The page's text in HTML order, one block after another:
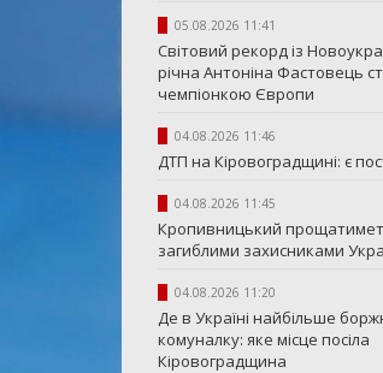
05.08.2026 11:41
Світовий рекорд із
річна Антоніна Фастовець
чемпіонкою Європи
04.08.2026 11:46
ДТП на Кіровоградщині: є
04.08.2026 11:45
Кропивницький
загиблими захисниками
04.08.2026 11:20
Де в Україні найбільше
комуналку: яке місце посіла
Кіровоградщина